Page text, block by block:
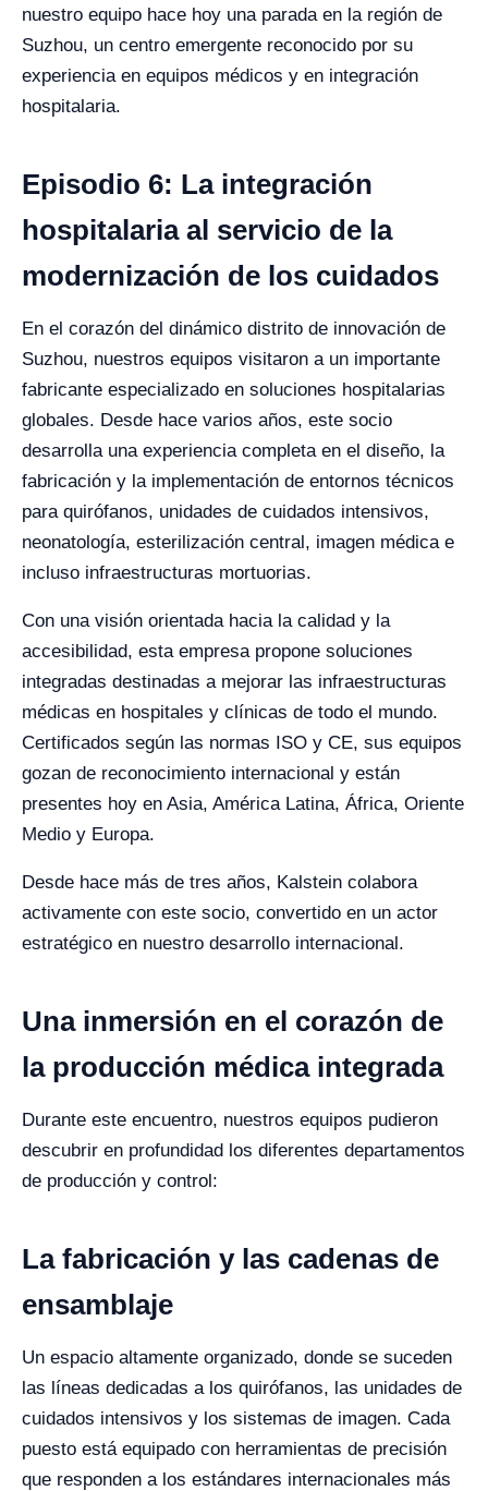
nuestro equipo hace hoy una parada en la región de
Suzhou, un centro emergente reconocido por su
experiencia en equipos médicos y en integración
hospitalaria.
Episodio 6: La integración
hospitalaria al servicio de la
modernización de los cuidados
En el corazón del dinámico distrito de innovación de
Suzhou, nuestros equipos visitaron a un importante
fabricante especializado en soluciones hospitalarias
globales. Desde hace varios años, este socio
desarrolla una experiencia completa en el diseño, la
fabricación y la implementación de entornos técnicos
para quirófanos, unidades de cuidados intensivos,
neonatología, esterilización central, imagen médica e
incluso infraestructuras mortuorias.
Con una visión orientada hacia la calidad y la
accesibilidad, esta empresa propone soluciones
integradas destinadas a mejorar las infraestructuras
médicas en hospitales y clínicas de todo el mundo.
Certificados según las normas ISO y CE, sus equipos
gozan de reconocimiento internacional y están
presentes hoy en Asia, América Latina, África, Oriente
Medio y Europa.
Desde hace más de tres años, Kalstein colabora
activamente con este socio, convertido en un actor
estratégico en nuestro desarrollo internacional.
Una inmersión en el corazón de
la producción médica integrada
Durante este encuentro, nuestros equipos pudieron
descubrir en profundidad los diferentes departamentos
de producción y control:
La fabricación y las cadenas de
ensamblaje
Un espacio altamente organizado, donde se suceden
las líneas dedicadas a los quirófanos, las unidades de
cuidados intensivos y los sistemas de imagen. Cada
puesto está equipado con herramientas de precisión
que responden a los estándares internacionales más